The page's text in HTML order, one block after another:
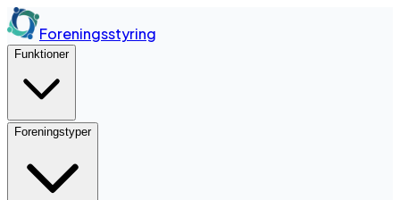
Foreningsstyring
Funktioner
Foreningstyper